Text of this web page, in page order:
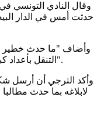
وقال النادي التونسي
حدثت أمس في الدار
وأضاف "ما حدث خطير
التنقل بأعداد كبيرة مع الفريق في كل المباريات خارج تونس".
وأكد الترجي أن أرسل
لابلاغه بما حدث